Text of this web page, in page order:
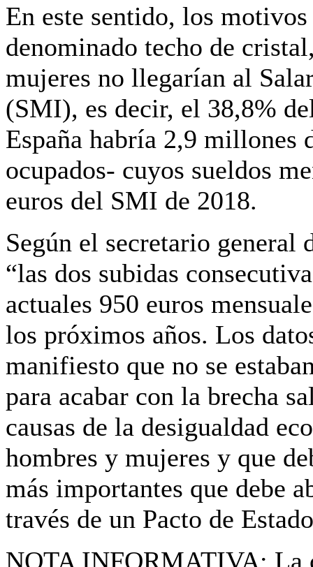
En este sentido, los
denominado techo de
mujeres no llegarían al
(SMI), es decir, el 38,8%
España habría 2,9 millones
ocupados- cuyos sueldos
euros del SMI de 2018.
Según el secretario
“las dos subidas
actuales 950 euros
los próximos años. Los
manifiesto que no se
para acabar con la brecha
causas de la desigualdad
hombres y mujeres y que
más importantes que debe
través de un Pacto de
NOTA INFORMATIVA: La